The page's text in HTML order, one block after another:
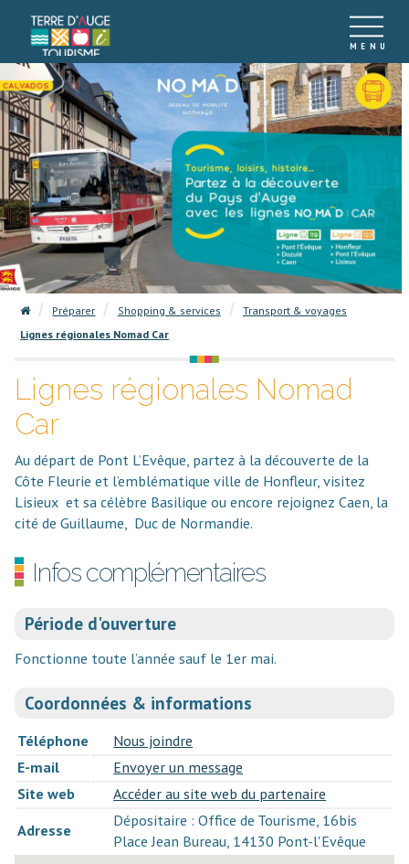
Préparer Shopping & services
Transport & voyages
Lignes régionales Nomad Car
Lignes régionales Nomad
Car
Au départ de Pont L’Evêque, partez à la découverte de la
Côte Fleurie et l’emblématique ville de Honfleur, visitez
Lisieux et sa célèbre Basilique ou encore rejoignez Caen, la
cité de Guillaume, Duc de Normandie.
Infos complémentaires
Période d'ouverture
Fonctionne toute l’année sauf le 1er mai.
Coordonnées & informations
Téléphone
Nous joindre
E-mail
Envoyer un message
Site web
Accéder au site web du partenaire
Adresse
Dépositaire : Office de Tourisme, 16bis
Place Jean Bureau, 14130 Pont-l'Evêque